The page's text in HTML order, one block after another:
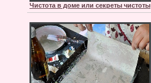
Чистота в доме или секреты чистоты